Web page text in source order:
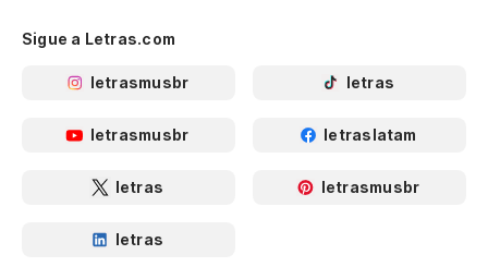
Sigue a Letras.com
letrasmusbr letras
letrasmusbr letraslatam
letras letrasmusbr
letras